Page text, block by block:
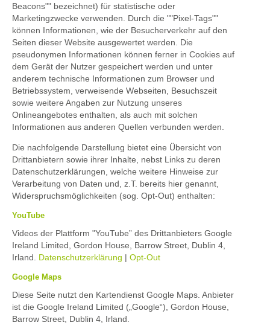
Beacons"" bezeichnet) für statistische oder
Marketingzwecke verwenden. Durch die ""Pixel-Tags""
können Informationen, wie der Besucherverkehr auf den
Seiten dieser Website ausgewertet werden. Die
pseudonymen Informationen können ferner in Cookies auf
dem Gerät der Nutzer gespeichert werden und unter
anderem technische Informationen zum Browser und
Betriebssystem, verweisende Webseiten, Besuchszeit
sowie weitere Angaben zur Nutzung unseres
Onlineangebotes enthalten, als auch mit solchen
Informationen aus anderen Quellen verbunden werden.
Die nachfolgende Darstellung bietet eine Übersicht von
Drittanbietern sowie ihrer Inhalte, nebst Links zu deren
Datenschutzerklärungen, welche weitere Hinweise zur
Verarbeitung von Daten und, z.T. bereits hier genannt,
Widerspruchsmöglichkeiten (sog. Opt-Out) enthalten:
YouTube
Videos der Plattform "YouTube” des Drittanbieters Google
Ireland Limited, Gordon House, Barrow Street, Dublin 4,
Irland. Datenschutzerklärung Opt-Out
Google Maps
Diese Seite nutzt den Kartendienst Google Maps. Anbieter
ist die Google Ireland Limited („Google“), Gordon House,
Barrow Street, Dublin 4, Irland.